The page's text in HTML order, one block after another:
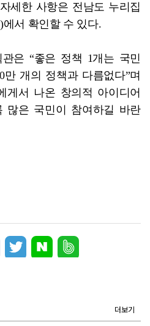
세한 사항은 전남도 누리집
에서 확인할 수 있다.
은 “좋은 정책 1개는 국민
개의 정책과 다름없다”며
게서 나온 창의적 아이디어
많은 국민이 참여하길 바란
더보기